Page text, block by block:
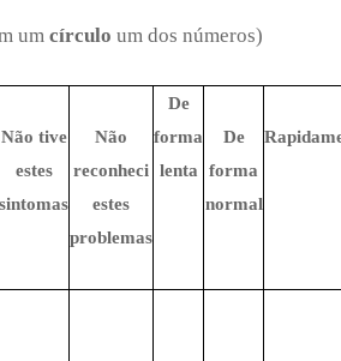
umcírculo um dos números)
Não tive Não
De
forma
De
estes
reconheci lenta
forma
sintomas
estes
normal
problemas